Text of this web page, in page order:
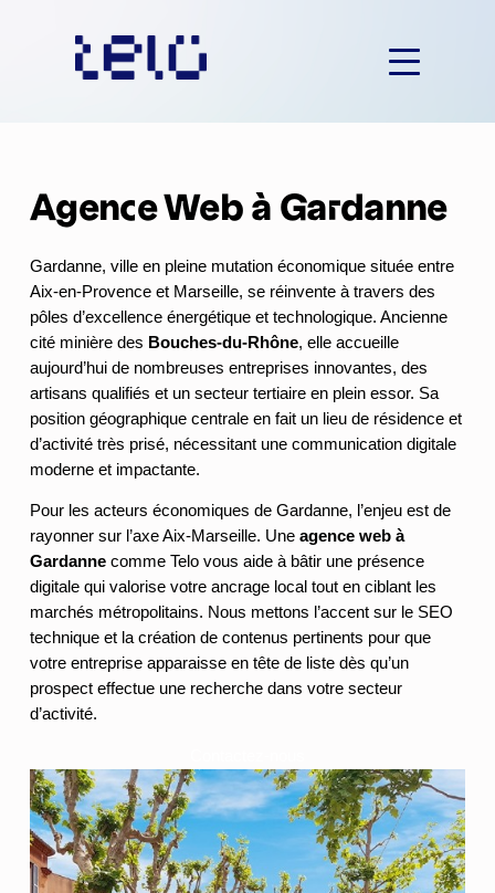
Agence Web à Gardanne
Gardanne, ville en pleine mutation économique située entre
Aix-en-Provence et Marseille, se réinvente à travers des
pôles d’excellence énergétique et technologique. Ancienne
cité minière des Bouches-du-Rhône, elle accueille
aujourd’hui de nombreuses entreprises innovantes, des
artisans qualifiés et un secteur tertiaire en plein essor. Sa
position géographique centrale en fait un lieu de résidence et
d’activité très prisé, nécessitant une communication digitale
moderne et impactante.
Pour les acteurs économiques de Gardanne, l’enjeu est de
rayonner sur l’axe Aix-Marseille. Une agence web à
Gardannecomme Telo vous aide à bâtir une présence
digitale qui valorise votre ancrage local tout en ciblant les
marchés métropolitains. Nous mettons l’accent sur le SEO
technique et la création de contenus pertinents pour que
votre entreprise apparaisse en tête de liste dès qu’un
prospect effectue une recherche dans votre secteur
d’activité.